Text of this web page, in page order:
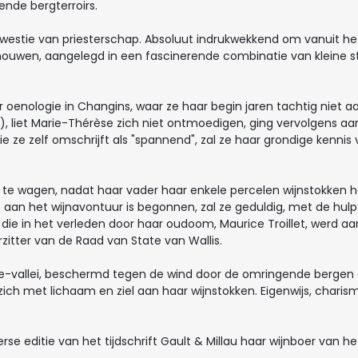
bergterroirs.
van priesterschap. Absoluut indrukwekkend om vanuit
aangelegd in een fascinerende combinatie van kleine
in Changins, waar ze haar begin jaren tachtig niet
liet Marie-Thérèse zich niet ontmoedigen, ging vervolgens
ze zelf omschrijft als "spannend", zal ze haar grondige
te wagen, nadat haar vader haar enkele percelen
het wijnavontuur is begonnen, zal ze geduldig, met de
in het verleden door haar oudoom, Maurice Troillet, werd
van de Raad van State van Wallis.
vallei, beschermd tegen de wind door de omringende
met lichaam en ziel aan haar wijnstokken. Eigenwijs,
editie van het tijdschrift Gault & Millau haar wijnboer van